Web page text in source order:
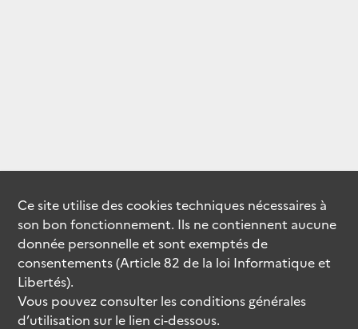
Ce site utilise descookiestechniques nécessaires à
son bon fonctionnement. Ils ne contiennent aucune
donnée personnelle et sont exemptés de
consentements (Article 82 de la loi Informatique et
Libertés).
Vous pouvez consulter les conditions générales
d’utilisation sur le lien ci-dessous.